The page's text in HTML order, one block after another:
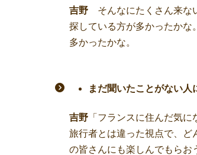
吉野 そんなにたくさん来な
探している方が多かったかな
多かったかな。
まだ聞いたことがない人
吉野 「フランスに住んだ気
旅行者とは違った視点で、ど
の皆さんにも楽しんでもらお